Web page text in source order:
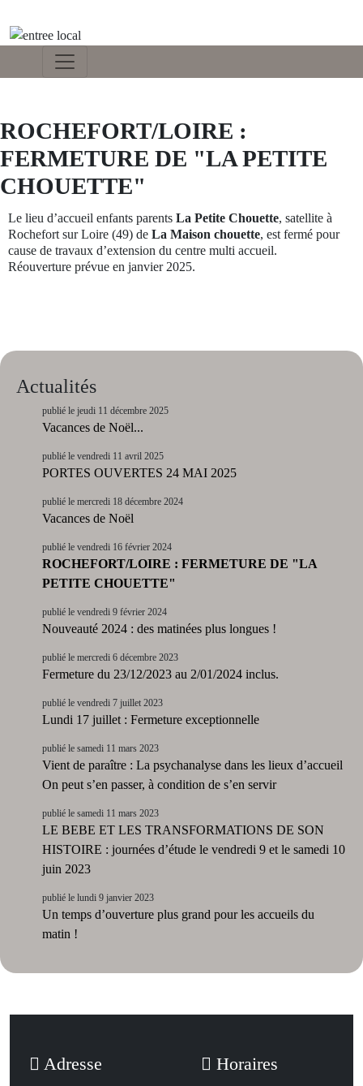
ROCHEFORT/LOIRE :
FERMETURE DE "LA PETITE
CHOUETTE"
Le lieu d’accueil enfants parents La Petite Chouette, satellite à
Rochefort sur Loire (49) de La Maison chouette, est fermé pour
cause de travaux d’extension du centre multi accueil.
Réouverture prévue en janvier 2025.
Actualités
publié le jeudi 11 décembre 2025
Vacances de Noël...
publié le vendredi 11 avril 2025
PORTES OUVERTES 24 MAI 2025
publié le mercredi 18 décembre 2024
Vacances de Noël
publié le vendredi 16 février 2024
ROCHEFORT/LOIRE : FERMETURE DE "LA
PETITE CHOUETTE"
publié le vendredi 9 février 2024
Nouveauté 2024 : des matinées plus longues !
publié le mercredi 6 décembre 2023
Fermeture du 23/12/2023 au 2/01/2024 inclus.
publié le vendredi 7 juillet 2023
Lundi 17 juillet : Fermeture exceptionnelle
publié le samedi 11 mars 2023
Vient de paraître : La psychanalyse dans les lieux d’accueil
On peut s’en passer, à condition de s’en servir
publié le samedi 11 mars 2023
LE BEBE ET LES TRANSFORMATIONS DE SON
HISTOIRE : journées d’étude le vendredi 9 et le samedi 10
juin 2023
publié le lundi 9 janvier 2023
Un temps d’ouverture plus grand pour les accueils du
matin !
Adresse Horaires